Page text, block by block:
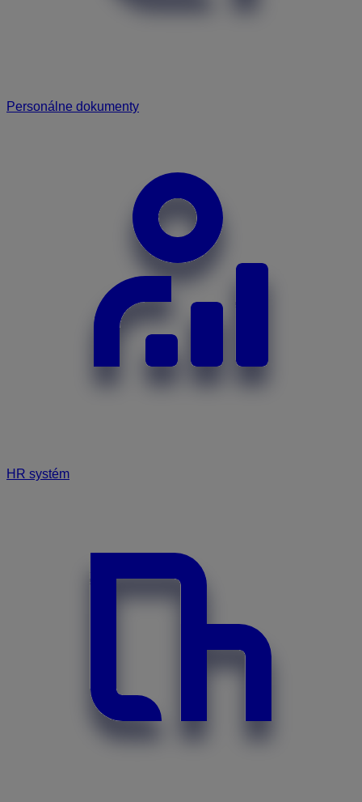
Personálne dokumenty
HR systém